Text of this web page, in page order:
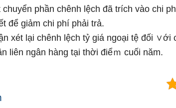
phần chênh lệch đã trích vào chi
để giảm chi phí phải trả.
xét lại chênh lệch tỷ giá ngoại tệ đối ∨ới
liên ngân hàng tại thời điểｍ cuối năm.